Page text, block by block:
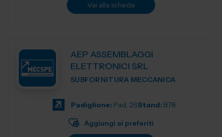
Vai alla scheda
AEP ASSEMBLAGGI
ELETTRONICI SRL
SUBFORNITURA MECCANICA
Padiglione: Pad. 26Stand: B78
Aggiungi ai preferiti